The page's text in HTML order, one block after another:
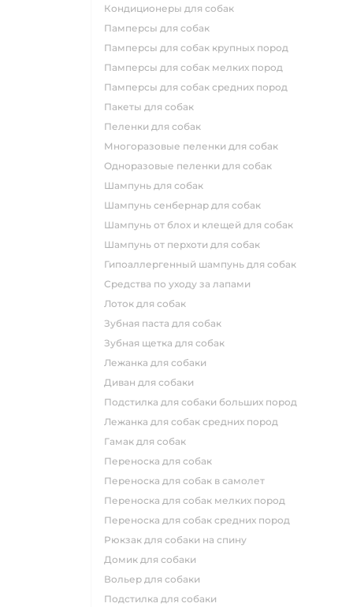
кондиционеры для собак
памперсы для собак
памперсы для собак крупных пород
памперсы для собак мелких пород
памперсы для собак средних пород
пакеты для собак
пеленки для собак
многоразовые пеленки для собак
одноразовые пеленки для собак
шампунь для собак
шампунь сенбернар для собак
шампунь от блох и клещей для собак
шампунь от перхоти для собак
гипоаллергенный шампунь для собак
средства по уходу за лапами
лоток для собак
зубная паста для собак
зубная щетка для собак
лежанка для собаки
диван для собаки
подстилка для собаки больших пород
лежанка для собак средних пород
гамак для собак
переноска для собак
переноска для собак в самолет
переноска для собак мелких пород
переноска для собак средних пород
рюкзак для собаки на спину
домик для собаки
вольер для собаки
подстилка для собаки